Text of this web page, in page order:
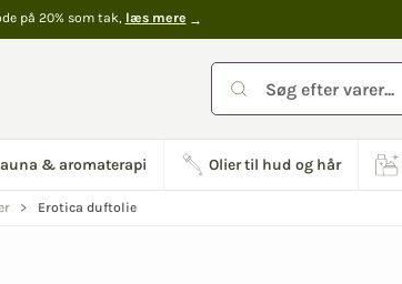
på 20% som tak, læs mere
& aromaterapi Olier til hud og hår
Erotica duftolie